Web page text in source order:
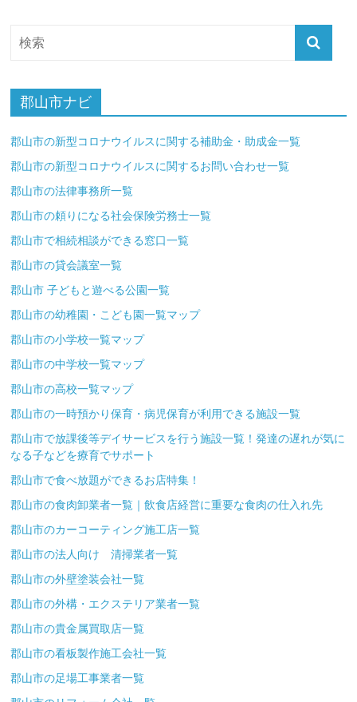
郡山市ナビ
郡山市の新型コロナウイルスに関する補助金・助成金一覧
郡山市の新型コロナウイルスに関するお問い合わせ一覧
郡山市の法律事務所一覧
郡山市の頼りになる社会保険労務士一覧
郡山市で相続相談ができる窓口一覧
郡山市の貸会議室一覧
郡山市 子どもと遊べる公園一覧
郡山市の幼稚園・こども園一覧マップ
郡山市の小学校一覧マップ
郡山市の中学校一覧マップ
郡山市の高校一覧マップ
郡山市の一時預かり保育・病児保育が利用できる施設一覧
郡山市で放課後等デイサービスを行う施設一覧！発達の遅れが気に
なる子などを療育でサポート
郡山市で食べ放題ができるお店特集！
郡山市の食肉卸業者一覧｜飲食店経営に重要な食肉の仕入れ先
郡山市のカーコーティング施工店一覧
郡山市の法人向け 清掃業者一覧
郡山市の外壁塗装会社一覧
郡山市の外構・エクステリア業者一覧
郡山市の貴金属買取店一覧
郡山市の看板製作施工会社一覧
郡山市の足場工事業者一覧